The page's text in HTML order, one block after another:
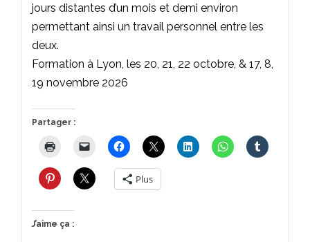
jours distantes d’un mois et demi environ
permettant ainsi un travail personnel entre les
deux.
Formation à Lyon, les 20, 21, 22 octobre, & 17, 8,
19 novembre 2026
Partager :
Plus
J’aime ça :